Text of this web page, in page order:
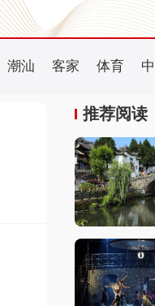
潮汕 客家 体育
推荐阅读